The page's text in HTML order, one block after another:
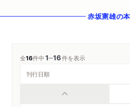
赤坂憲雄の本
全16件中1─16件を表示